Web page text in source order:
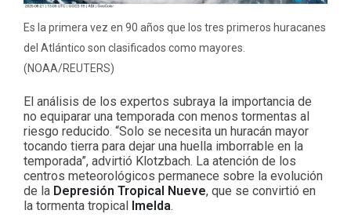
Es la primera vez en 90 años que los tres primeros huracanes
del Atlántico son clasificados como mayores.
(NOAA/REUTERS)
El análisis de los expertos subraya la importancia de
no equiparar una temporada con menos tormentas al
riesgo reducido. “Solo se necesita un huracán mayor
tocando tierra para dejar una huella imborrable en la
temporada”, advirtió Klotzbach. La atención de los
centros meteorológicos permanece sobre la evolución
de la Depresión Tropical Nueve, que se convirtió en
la tormenta tropical Imelda.